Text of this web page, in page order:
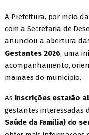
A Prefeitura, por meio
com a Secretaria de
anunciou a abertura
Gestantes 2026, uma
acompanhamento,
mamães do município.
As inscrições estarão
gestantes interessadas
Saúde da Família) do